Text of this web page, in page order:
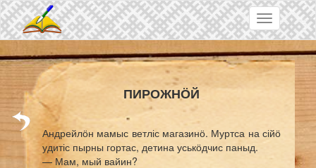
Skip to main content
Toggle
navigation
ПИРОЖНӦЙ
Андрейлӧн мамыс ветліс магазинӧ. Муртса на сійӧ
удитіс пырны гортас, детина уськӧдчис паныд.
— Мам, мый вайин?